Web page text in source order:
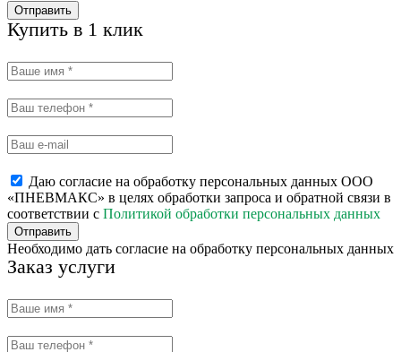
Отправить
Купить в 1 клик
Даю согласие на обработку персональных данных ООО
«ПНЕВМАКС» в целях обработки запроса и обратной связи в
соответствии с Политикой обработки персональных данных
Отправить
Необходимо дать согласие на обработку персональных данных
Заказ услуги